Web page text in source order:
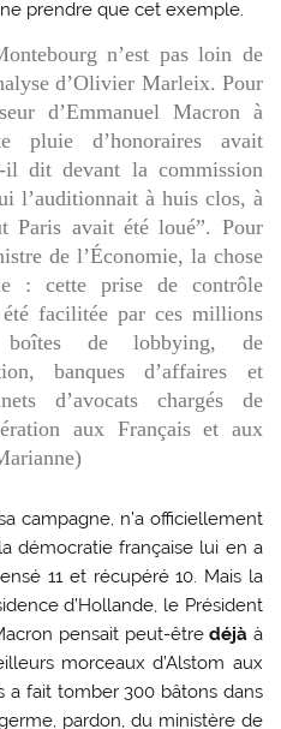
prendre que cet exemple.
n’est pas loin de
d’Olivier Marleix. Pour
d’Emmanuel Macron à
pluie d’honoraires avait
il dit devant la commission
l’auditionnait à huis clos, à
Paris avait été loué”. Pour
de l’Économie, la chose
: cette prise de contrôle
facilitée par ces millions
de lobbying, de
banques d’affaires et
d’avocats chargés de
aux Français et aux
campagne, n’a officiellement
démocratie française lui en a
11 et récupéré 10. Mais la
d’Hollande, le Président
pensait peut-êtredéjà à
morceaux d’Alstom aux
a fait tomber 300 bâtons dans
pardon, du ministère de